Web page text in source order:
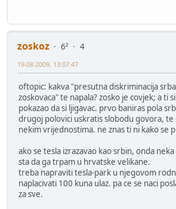
zoskoz 6²
4
19-08-2009, 13:07:47
oftopic: kakva "presutna diskriminacija
zoskovaca" te napala? zosko je covjek; a ti
pokazao da si ljigavac. prvo baniras pola
drugoj polovici uskratis slobodu govora, te
nekim vrijednostima. ne znas ti ni kako se
ako se tesla izrazavao kao srbin, onda
sta da ga trpam u hrvatske velikane.
treba napraviti tesla-park u njegovom
naplacivati 100 kuna ulaz. pa ce se naci
za sve.